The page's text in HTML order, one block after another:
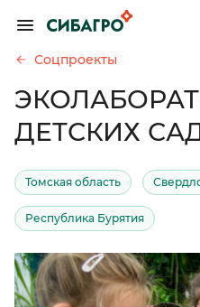
Соцпроекты
ДЕТСКИХ
Томская область
Республика Бурятия
ПРЕДСЕДАТЕЛЮ
П. ТЮТЮШЕВУ
Если вы хотите получить
свои контакты
Отправить анонимно